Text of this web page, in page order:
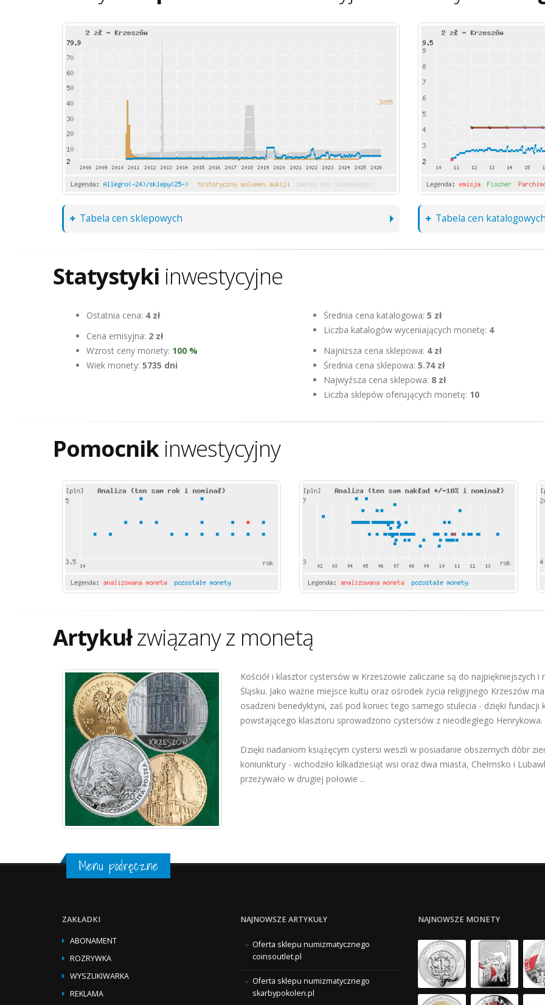
Tabela cen sklepowych Tabela cen
Statystyki inwestycyjne
Ostatnia cena: 4 zł
Cena emisyjna: 2 zł
Wzrost ceny monety: 100 %
Wiek monety: 5735 dni
Średnia cena katalogowa: 5 zł
Liczba katalogów wyceniających monetę: 4
Najniższa cena sklepowa: 4 zł
Średnia cena sklepowa: 5.74 zł
Najwyźsza cena sklepowa: 8 zł
Liczba sklepów oferujących monetę: 10
Pomocnikinwestycyjny
Artykułzwiązany z monetą
Kościół i klasztor cystersów w Krzeszowie zaliczane są do najpiękniejszych
Śląsku. Jako ważne miejsce kultu oraz ośrodek życia religijnego Krzeszów
osadzeni benedyktyni, zaś pod koniec tego samego stulecia - dzięki
powstającego klasztoru sprowadzono cystersów z nieodległego Henrykowa.
Dzięki nadaniom książęcym cystersi weszli w posiadanie obszernych dóbr
koniunktury - wchodziło kilkadziesiąt wsi oraz dwa miasta, Chełmsko i
przeżywało w drugiej połowie ...
Menu podręczne
ZAKŁADKI
ABONAMENT
ROZRYWKA
WYSZUKIWARKA
REKLAMA
NAJNOWSZE ARTYKUŁY
Oferta sklepu numizmatycznego
coinsoutlet.pl
Oferta sklepu numizmatycznego
skarbypokolen.pl
NAJNOWSZE MONETY